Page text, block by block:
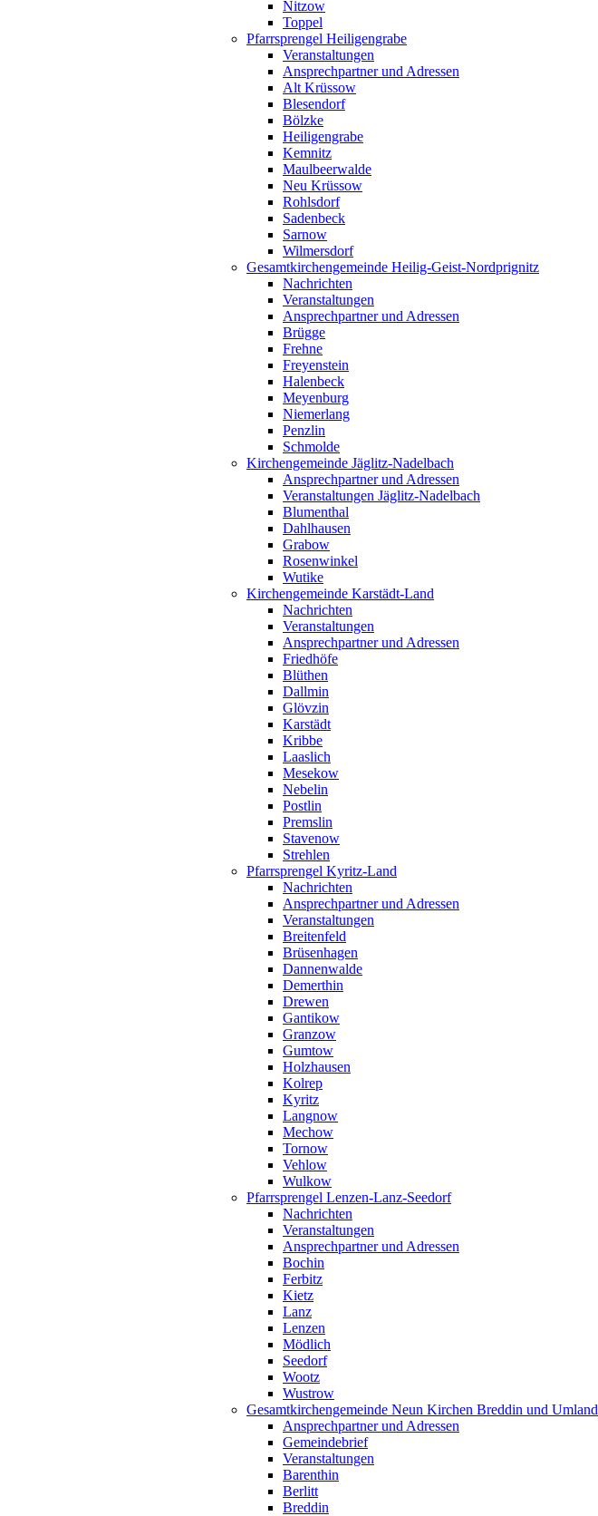
Nitzow
Toppel
Pfarrsprengel Heiligengrabe
Veranstaltungen
Ansprechpartner und Adressen
Alt Krüssow
Blesendorf
Bölzke
Heiligengrabe
Kemnitz
Maulbeerwalde
Neu Krüssow
Rohlsdorf
Sadenbeck
Sarnow
Wilmersdorf
Gesamtkirchengemeinde Heilig-Geist-Nordprignitz
Nachrichten
Veranstaltungen
Ansprechpartner und Adressen
Brügge
Frehne
Freyenstein
Halenbeck
Meyenburg
Niemerlang
Penzlin
Schmolde
Kirchengemeinde Jäglitz-Nadelbach
Ansprechpartner und Adressen
Veranstaltungen Jäglitz-Nadelbach
Blumenthal
Dahlhausen
Grabow
Rosenwinkel
Wutike
Kirchengemeinde Karstädt-Land
Nachrichten
Veranstaltungen
Ansprechpartner und Adressen
Friedhöfe
Blüthen
Dallmin
Glövzin
Karstädt
Kribbe
Laaslich
Mesekow
Nebelin
Postlin
Premslin
Stavenow
Strehlen
Pfarrsprengel Kyritz-Land
Nachrichten
Ansprechpartner und Adressen
Veranstaltungen
Breitenfeld
Brüsenhagen
Dannenwalde
Demerthin
Drewen
Gantikow
Granzow
Gumtow
Holzhausen
Kolrep
Kyritz
Langnow
Mechow
Tornow
Vehlow
Wulkow
Pfarrsprengel Lenzen-Lanz-Seedorf
Nachrichten
Veranstaltungen
Ansprechpartner und Adressen
Bochin
Ferbitz
Kietz
Lanz
Lenzen
Mödlich
Seedorf
Wootz
Wustrow
Gesamtkirchengemeinde Neun Kirchen Breddin und Umland
Ansprechpartner und Adressen
Gemeindebrief
Veranstaltungen
Barenthin
Berlitt
Breddin